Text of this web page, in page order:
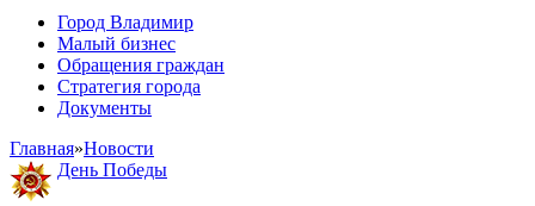
Город Владимир
Малый бизнес
Обращения граждан
Стратегия города
Документы
Главная»Новости
День Победы